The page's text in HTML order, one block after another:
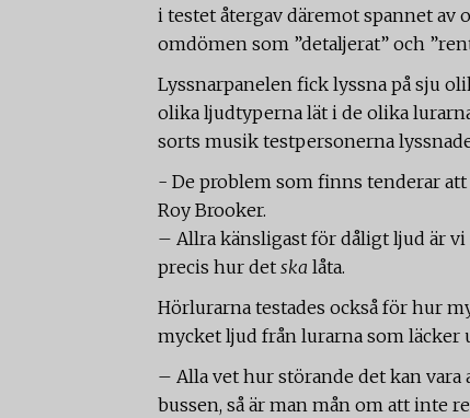
i testet återgav däremot spannet av
omdömen som ”detaljerat” och
Lyssnarpanelen fick lyssna på sju
olika ljudtyperna lät i de olika
sorts musik testpersonerna
- De problem som finns tenderar
Roy Brooker.
– Allra känsligast för dåligt ljud är
precis hur det ska låta.
Hörlurarna testades också för hur
mycket ljud från lurarna som läcker
– Alla vet hur störande det kan
bussen, så är man mån om att inte